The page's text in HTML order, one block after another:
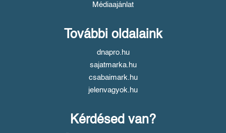
Médiaajánlat
További oldalaink
dnapro.hu
sajatmarka.hu
csabaimark.hu
jelenvagyok.hu
Kérdésed van?